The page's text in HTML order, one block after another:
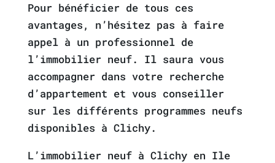
Pour bénéficier de tous ces
avantages, n’hésitez pas à faire
appel à un professionnel de
l’immobilier neuf. Il saura vous
accompagner dans votre recherche
d’appartement et vous conseiller
sur les différents programmes neufs
disponibles à Clichy.
L’immobilier neuf à Clichy en Ile